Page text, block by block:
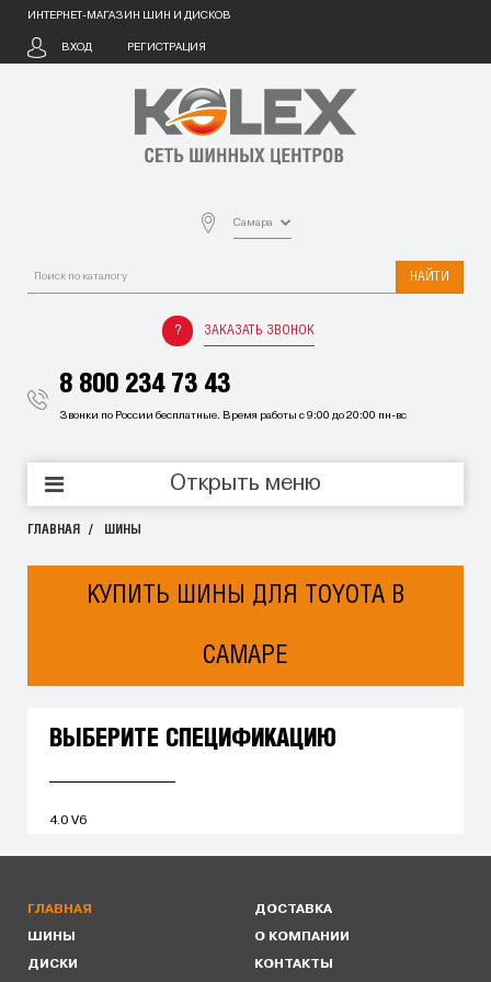
ИНТЕРНЕТ-МАГАЗИН ШИН И ДИСКОВ
ВХОД РЕГИСТРАЦИЯ
Самара
НАЙТИ
ЗАКАЗАТЬ ЗВОНОК
8 800 234 73 43
Звонки по России бесплатные. Время работы с 9:00 до 20:00 пн-вс
Открыть меню
ГЛАВНАЯ ШИНЫ
КУПИТЬ ШИНЫ ДЛЯ TOYOTA В
САМАРЕ
ВЫБЕРИТЕ СПЕЦИФИКАЦИЮ
4.0 V6
ГЛАВНАЯ
ШИНЫ
ДИСКИ
ДОСТАВКА
О КОМПАНИИ
КОНТАКТЫ